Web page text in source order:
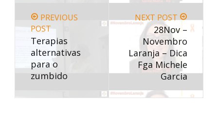
PREVIOUS
POST
Terapias
alternativas
para o
zumbido
NEXT POST
28Nov –
Novembro
Laranja – Dica
Fga Michele
Garcia